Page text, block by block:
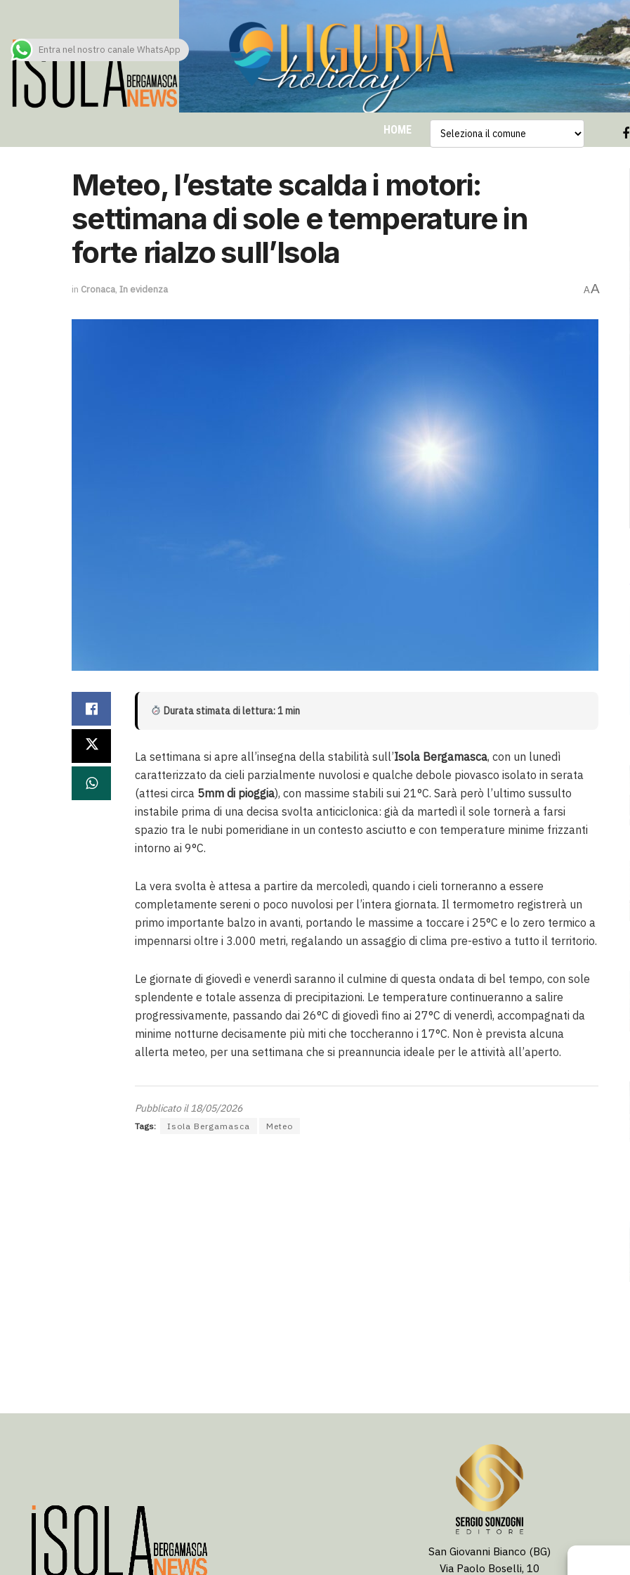
HOME
Meteo, l’estate scalda i motori:
settimana di sole e temperature in
forte rialzo sull’Isola
in Cronaca, In evidenza AA
Durata stimata di lettura: 1 min
La settimana si apre all’insegna della stabilità sull’Isola Bergamasca, con un lunedì
caratterizzato da cieli parzialmente nuvolosi e qualche debole piovasco isolato in serata
(attesi circa 5mm di pioggia), con massime stabili sui 21°C. Sarà però l’ultimo sussulto
instabile prima di una decisa svolta anticiclonica: già da martedì il sole tornerà a farsi
spazio tra le nubi pomeridiane in un contesto asciutto e con temperature minime frizzanti
intorno ai 9°C.
La vera svolta è attesa a partire da mercoledì, quando i cieli torneranno a essere
completamente sereni o poco nuvolosi per l’intera giornata. Il termometro registrerà un
primo importante balzo in avanti, portando le massime a toccare i 25°C e lo zero termico a
impennarsi oltre i 3.000 metri, regalando un assaggio di clima pre-estivo a tutto il territorio.
Le giornate di giovedì e venerdì saranno il culmine di questa ondata di bel tempo, con sole
splendente e totale assenza di precipitazioni. Le temperature continueranno a salire
progressivamente, passando dai 26°C di giovedì fino ai 27°C di venerdì, accompagnati da
minime notturne decisamente più miti che toccheranno i 17°C. Non è prevista alcuna
allerta meteo, per una settimana che si preannuncia ideale per le attività all’aperto.
Pubblicato il 18/05/2026
Tags: Isola Bergamasca Meteo
Entra nel nostro canale WhatsApp
San Giovanni Bianco (BG)
Via Paolo Boselli, 10